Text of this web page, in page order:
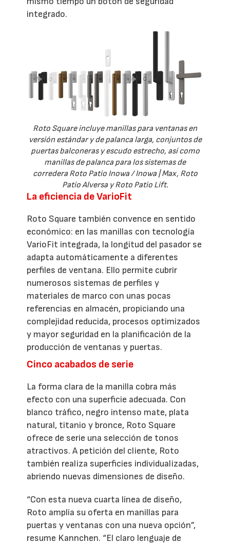
integrado.
Roto Square incluye manillas para ventanas en
versión estándar y de palanca larga, conjuntos de
puertas balconeras y escudo estrecho, así como
manillas de palanca para los sistemas de
corredera Roto Patio Inowa / Inowa | Max, Roto
Patio Alversa y Roto Patio Lift.
La eficiencia de VarioFit
Roto Square también convence en sentido
económico: en las manillas con tecnología
VarioFit integrada, la longitud del pasador se
adapta automáticamente a diferentes
perfiles de ventana. Ello permite cubrir
numerosos sistemas de perfiles y
materiales de marco con unas pocas
referencias en almacén, propiciando una
complejidad reducida, procesos optimizados
y mayor seguridad en la planificación de la
producción de ventanas y puertas.
Cinco acabados de serie
La forma clara de la manilla cobra más
efecto con una superficie adecuada. Con
blanco tráfico, negro intenso mate, plata
natural, titanio y bronce, Roto Square
ofrece de serie una selección de tonos
atractivos. A petición del cliente, Roto
también realiza superficies individualizadas,
abriendo nuevas dimensiones de diseño.
“Con esta nueva cuarta línea de diseño,
Roto amplía su oferta en manillas para
puertas y ventanas con una nueva opción”,
resume Kannchen. “El claro lenguaje de